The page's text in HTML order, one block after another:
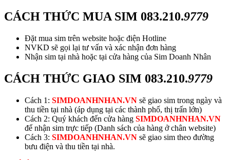
CÁCH THỨC MUA SIM 083.210.9779
Đặt mua sim trên website hoặc điện Hotline
NVKD sẽ gọi lại tư vấn và xác nhận đơn hàng
Nhận sim tại nhà hoặc tại cửa hàng của Sim Doanh Nhân
CÁCH THỨC GIAO SIM 083.210.9779
Cách 1: SIMDOANHNHAN.VN sẽ giao sim trong ngày và
thu tiền tại nhà (áp dụng tại các thành phố, thị trấn lớn)
Cách 2: Quý khách đến cửa hàng SIMDOANHNHAN.VN
để nhận sim trực tiếp (Danh sách của hàng ở chân website)
Cách 3: SIMDOANHNHAN.VN sẽ giao sim theo đường
bưu điện và thu tiền tại nhà.